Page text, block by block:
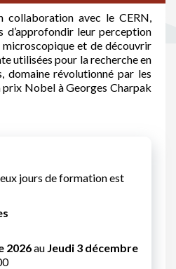
collaboration avec le CERN,
d’approfondir leur perception
microscopique et de découvrir
utilisées pour la recherche en
domaine révolutionné par les
Nobel à Georges Charpak
jours de formation est
2026au Jeudi 3 décembre